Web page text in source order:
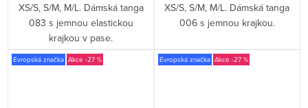
XS/S, S/M, M/L. Dámská tanga
083 s jemnou elastickou
krajkou v pase.
XS/S, S/M, M/L. Dámská tanga
006 s jemnou krajkou.
Evropská značka -27 % Evropská značka -27 %